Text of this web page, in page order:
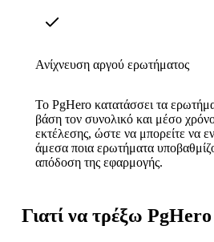
Ανίχνευση αργού ερωτήματος
Το PgHero κατατάσσει τα
βάση τον συνολικό και μέσο
εκτέλεσης, ώστε να μπορείτε να
άμεσα ποια ερωτήματα
απόδοση της εφαρμογής.
Γιατί να τρέξω